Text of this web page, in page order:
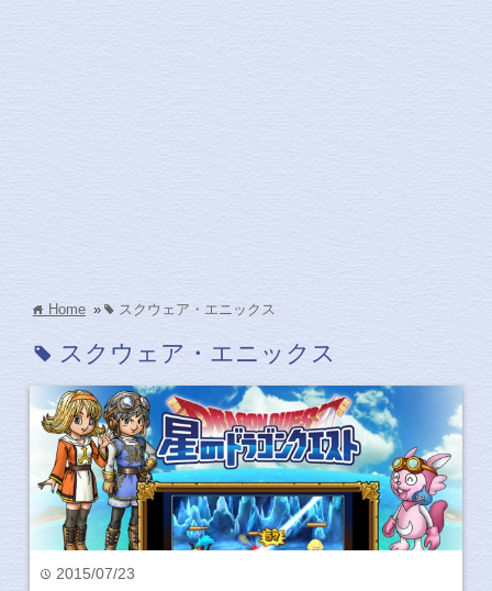
home Home » tag スクウェア・エニックス
tag スクウェア・エニックス
time 2015/07/23